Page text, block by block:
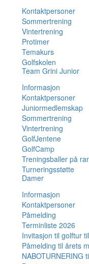
Kontaktpersoner
Sommertrening
Vintertrening
Protimer
Temakurs
Golfskolen
Team Grini Junior
Informasjon
Kontaktpersoner
Juniormedlemskap
Sommertrening
Vintertrening
GolfJentene
GolfCamp
Treningsballer på
Turneringsstøtte
Damer
Informasjon
Kontaktpersoner
Påmelding
Terminliste 2026
Invitasjon til golftur
Påmelding til årets
NABOTURNERING